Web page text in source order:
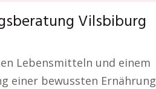
Vilsbiburg
Lebensmitteln und einem
einer bewussten Ernährung